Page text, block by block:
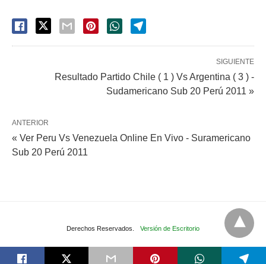
SIGUIENTE
Resultado Partido Chile ( 1 ) Vs Argentina ( 3 ) -
Sudamericano Sub 20 Perú 2011 »
ANTERIOR
« Ver Peru Vs Venezuela Online En Vivo - Suramericano
Sub 20 Perú 2011
Derechos Reservados. Versión de Escritorio